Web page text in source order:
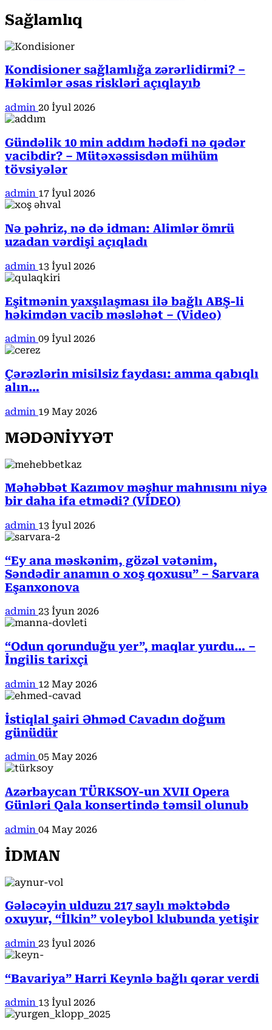
Sağlamlıq
Kondisioner sağlamlığa zərərlidirmi? –
Həkimlər əsas riskləri açıqlayıb
admin 20 İyul 2026
Gündəlik 10 min addım hədəfi nə qədər
vacibdir? – Mütəxəssisdən mühüm
tövsiyələr
admin 17 İyul 2026
Nə pəhriz, nə də idman: Alimlər ömrü
uzadan vərdişi açıqladı
admin 13 İyul 2026
Eşitmənin yaxşılaşması ilə bağlı ABŞ-li
həkimdən vacib məsləhət – (Video)
admin 09 İyul 2026
Çərəzlərin misilsiz faydası: amma qabıqlı
alın…
admin 19 May 2026
MƏDƏNİYYƏT
Məhəbbət Kazımov məşhur mahnısını niyə
bir daha ifa etmədi? (VİDEO)
admin 13 İyul 2026
“Ey ana məskənim, gözəl vətənim,
Səndədir anamın o xoş qoxusu” – Sarvara
Eşanxonova
admin 23 İyun 2026
“Odun qorunduğu yer”, maqlar yurdu… –
İngilis tarixçi
admin 12 May 2026
İstiqlal şairi Əhməd Cavadın doğum
günüdür
admin 05 May 2026
Azərbaycan TÜRKSOY-un XVII Opera
Günləri Qala konsertində təmsil olunub
admin 04 May 2026
İDMAN
Gələcəyin ulduzu 217 saylı məktəbdə
oxuyur, “İlkin” voleybol klubunda yetişir
admin 23 İyul 2026
“Bavariya” Harri Keynlə bağlı qərar verdi
admin 13 İyul 2026